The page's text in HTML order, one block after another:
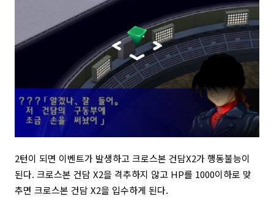
2턴이 되면 이벤트가 발생하고 크로스본 건담X2가 행동불능이
된다. 크로스본 건담 X2을 격추하지 않고 HP를 1000이하로 맞
추면 크로스본 건담 X2을 입수하게 된다.